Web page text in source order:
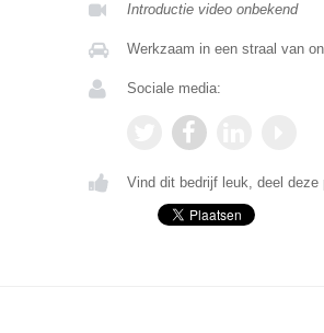
Introductie video onbekend
Werkzaam in een straal van
Sociale media:
Vind dit bedrijf leuk, deel